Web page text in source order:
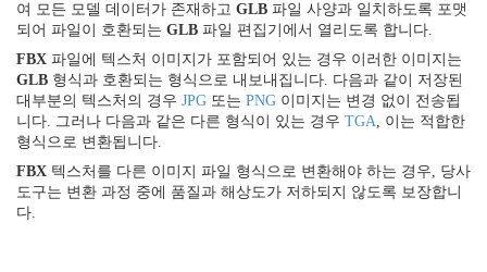
여 모든 모델 데이터가 존재하고 GLB 파일 사양과 일치하도록 포맷
되어 파일이 호환되는 GLB 파일 편집기에서 열리도록 합니다.
FBX 파일에 텍스처 이미지가 포함되어 있는 경우 이러한 이미지는
GLB 형식과 호환되는 형식으로 내보내집니다. 다음과 같이 저장된
대부분의 텍스처의 경우 JPG 또는 PNG 이미지는 변경 없이 전송됩
니다. 그러나 다음과 같은 다른 형식이 있는 경우 TGA, 이는 적합한
형식으로 변환됩니다.
FBX 텍스처를 다른 이미지 파일 형식으로 변환해야 하는 경우, 당사
도구는 변환 과정 중에 품질과 해상도가 저하되지 않도록 보장합니
다.